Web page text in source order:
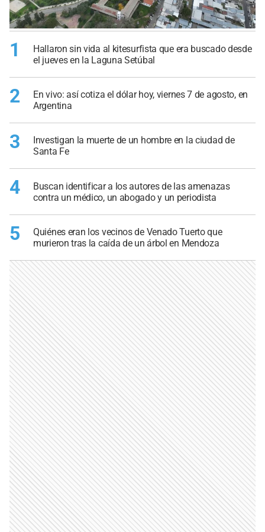
1
Hallaron sin vida al kitesurfista que era buscado desde
el jueves en la Laguna Setúbal
2
En vivo: así cotiza el dólar hoy, viernes 7 de agosto, en
Argentina
3
Investigan la muerte de un hombre en la ciudad de
Santa Fe
4
Buscan identificar a los autores de las amenazas
contra un médico, un abogado y un periodista
5
Quiénes eran los vecinos de Venado Tuerto que
murieron tras la caída de un árbol en Mendoza